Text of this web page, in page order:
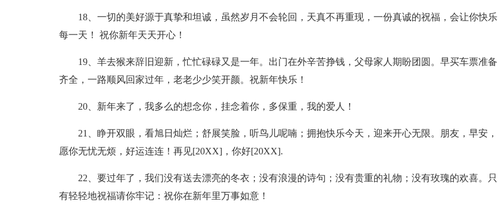
18、一切的美好源于真挚和坦诚，虽然岁月不会轮回，天真不再重现，一份真诚的祝福，会让你快乐
每一天！ 祝你新年天天开心！
19、羊去猴来辞旧迎新，忙忙碌碌又是一年。出门在外辛苦挣钱，父母家人期盼团圆。早买车票准备
齐全，一路顺风回家过年，老老少少笑开颜。祝新年快乐！
20、新年来了，我多么的想念你，挂念着你，多保重，我的爱人！
21、睁开双眼，看旭日灿烂；舒展笑脸，听鸟儿呢喃；拥抱快乐今天，迎来开心无限。朋友，早安，
愿你无忧无烦，好运连连！再见[20XX]，你好[20XX].
22、要过年了，我们没有送去漂亮的冬衣；没有浪漫的诗句；没有贵重的礼物；没有玫瑰的欢喜。只
有轻轻地祝福请你牢记：祝你在新年里万事如意！